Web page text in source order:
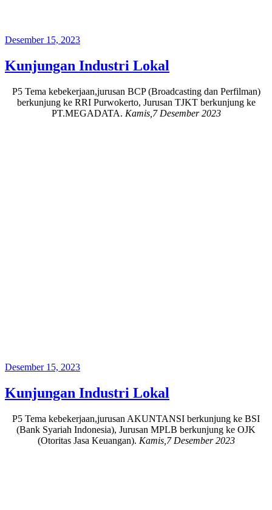
Posted
Desember 15, 2023
Kunjungan Industri Lokal
P5 Tema kebekerjaan,jurusan BCP (Broadcasting dan Perfilman)
berkunjung ke RRI Purwokerto, Jurusan TJKT berkunjung ke
PT.MEGADATA. Kamis,7 Desember 2023
Posted
Desember 15, 2023
Kunjungan Industri Lokal
P5 Tema kebekerjaan,jurusan AKUNTANSI berkunjung ke BSI
(Bank Syariah Indonesia), Jurusan MPLB berkunjung ke OJK
(Otoritas Jasa Keuangan). Kamis,7 Desember 2023